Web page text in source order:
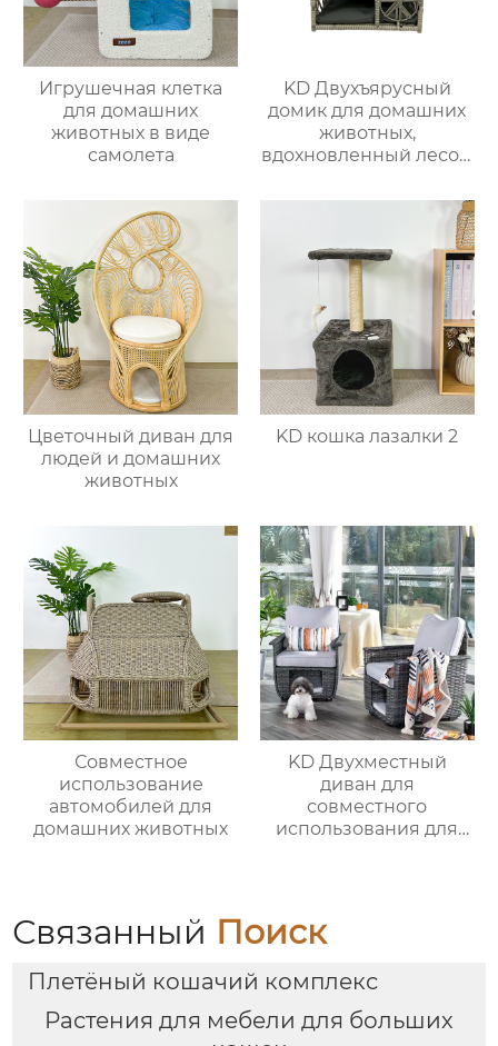
Игрушечная клетка
для домашних
животных в виде
самолета
KD Двухъярусный
домик для домашних
животных,
вдохновленный лесом
Цветочный диван для
людей и домашних
животных
KD кошка лазалки 2
Совместное
использование
автомобилей для
домашних животных
KD Двухместный
диван для
совместного
использования для
Связанный Поиск
Плетёный кошачий комплекс
Растения для мебели для больших